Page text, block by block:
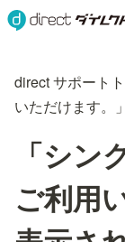
direct サポート
いただけます。
「シ
ご利用